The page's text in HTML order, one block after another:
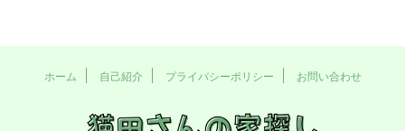
ホーム 自己紹介 プライバシーポリシー お問い合わせ